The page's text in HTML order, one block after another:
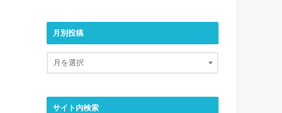
月別投稿
サイト内検索